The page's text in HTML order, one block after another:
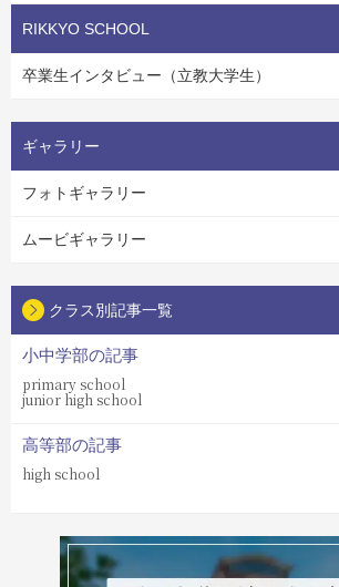
RIKKYO SCHOOL
卒業生インタビュー（立教大学生）
ギャラリー
フォトギャラリー
ムービギャラリー
クラス別記事一覧
小中学部の記事
primary school
junior high school
高等部の記事
high school